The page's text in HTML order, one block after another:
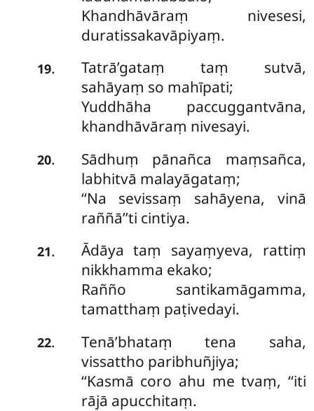
Khandhāvāraṃ nivesesi,
duratissakavāpiyaṃ.
19. Tatrā’gataṃ taṃ sutvā,
sahāyaṃ so mahīpati;
Yuddhāha paccuggantvāna,
khandhāvāraṃ nivesayi.
20.
Sādhuṃ pānañca maṃsañca,
labhitvā malayāgataṃ;
‘‘Na sevissaṃ sahāyena, vinā
raññā’’ti cintiya.
21.
Ādāya taṃ sayaṃyeva, rattiṃ
nikkhamma ekako;
Rañño santikamāgamma,
tamatthaṃ paṭivedayi.
22.
Tenā’bhataṃ tena saha,
vissattho paribhuñjiya;
‘‘Kasmā coro ahu me tvaṃ, ‘‘iti
rājā apucchitaṃ.